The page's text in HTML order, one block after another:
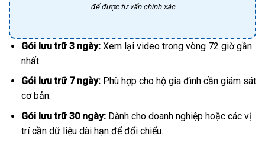
để được tư vấn chính xác
Gói lưu trữ 3 ngày:Xem lại video trong vòng 72 giờ gần
nhất.
Gói lưu trữ 7 ngày:Phù hợp cho hộ gia đình cần giám sát
cơ bản.
Gói lưu trữ 30 ngày:Dành cho doanh nghiệp hoặc các vị
trí cần dữ liệu dài hạn để đối chiếu.